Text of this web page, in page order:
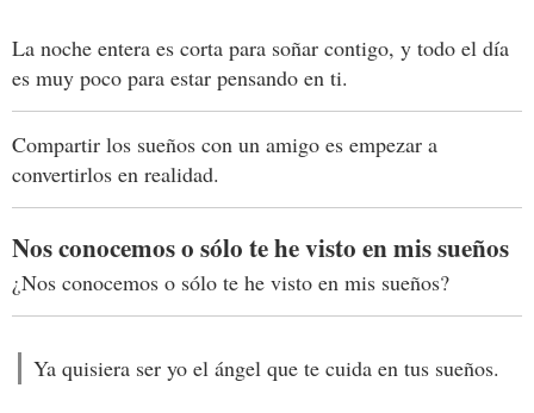
La noche entera es corta para soñar contigo, y todo el día
es muy poco para estar pensando en ti.
Compartir los sueños con un amigo es empezar a
convertirlos en realidad.
Nos conocemos o sólo te he visto en mis sueños
¿Nos conocemos o sólo te he visto en mis sueños?
Ya quisiera ser yo el ángel que te cuida en tus sueños.